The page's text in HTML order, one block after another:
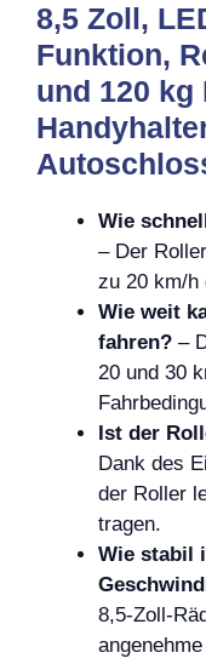
8,5 Zoll,
Funktion,
und 120
Wie
– Der
zu 20 km/h
Wie weit
fahren? –
20 und 30
Ist der
Dank des
der Roller
tragen.
Wie stabil
8,5-Zoll-